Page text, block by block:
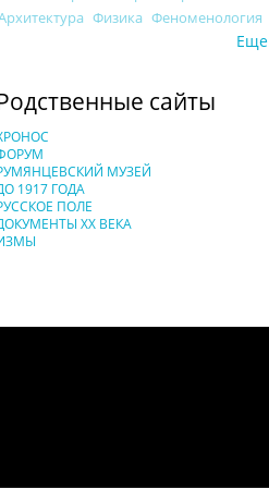
Физика Феноменология
Еще
сайты
МУЗЕЙ
1917 ГОДА
ПОЛЕ
XX ВЕКА